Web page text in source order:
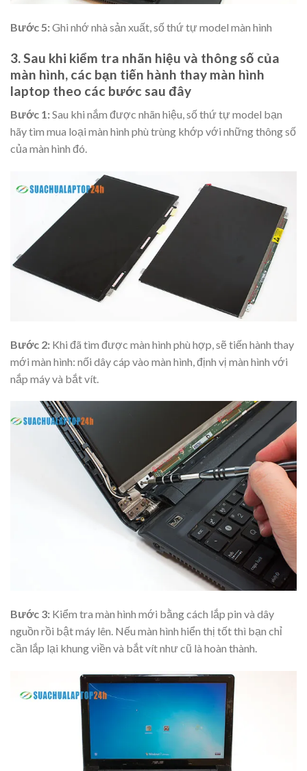
Bước 5:Ghi nhớ nhà sản xuất, số thứ tự model màn hình
3. Sau khi kiểm tra nhãn hiệu và thông số của
màn hình, các bạn tiến hành thay màn hình
laptop theo các bước sau đây
Bước 1:Sau khi nắm được nhãn hiệu, số thứ tự model bạn
hãy tìm mua loại màn hình phù trùng khớp với những thông số
của màn hình đó.
Bước 2: Khi đã tìm được màn hình phù hợp, sẽ tiến hành thay
mới màn hình: nối dây cáp vào màn hình, định vị màn hình với
nắp máy và bắt vít.
Bước 3: Kiểm tra màn hình mới bằng cách lắp pin và dây
nguồn rồi bật máy lên. Nếu màn hình hiển thị tốt thì bạn chỉ
cần lắp lại khung viền và bắt vít như cũ là hoàn thành.